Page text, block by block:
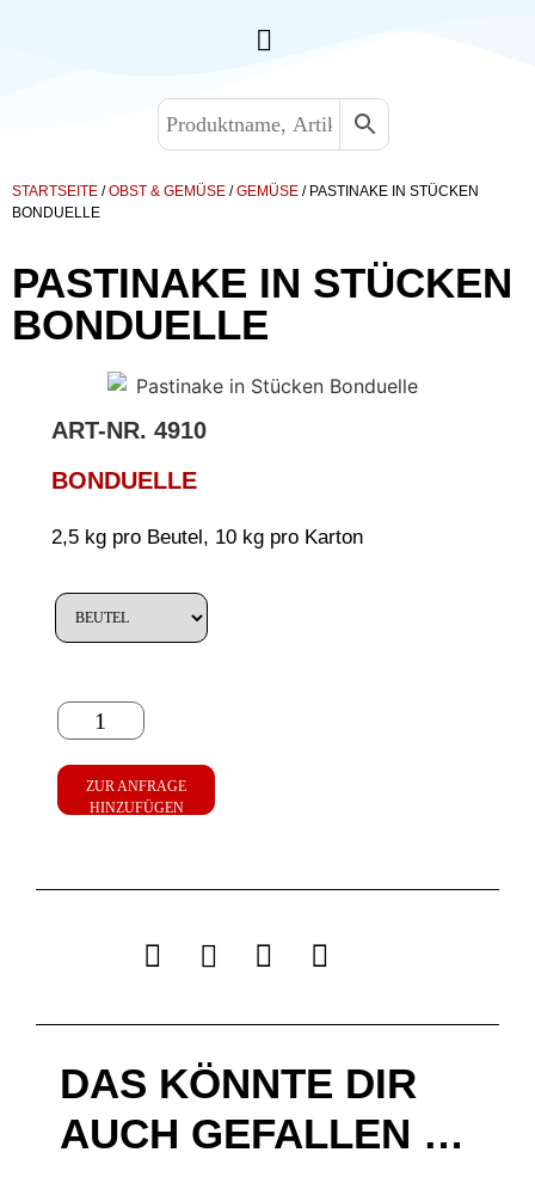
STARTSEITE /OBST & GEMÜSE /GEMÜSE / PASTINAKE IN STÜCKEN
BONDUELLE
PASTINAKE IN STÜCKEN
BONDUELLE
ART-NR. 4910
BONDUELLE
2,5 kg pro Beutel, 10 kg pro Karton
ZUR ANFRAGE
HINZUFÜGEN
DAS KÖNNTE DIR
AUCH GEFALLEN …